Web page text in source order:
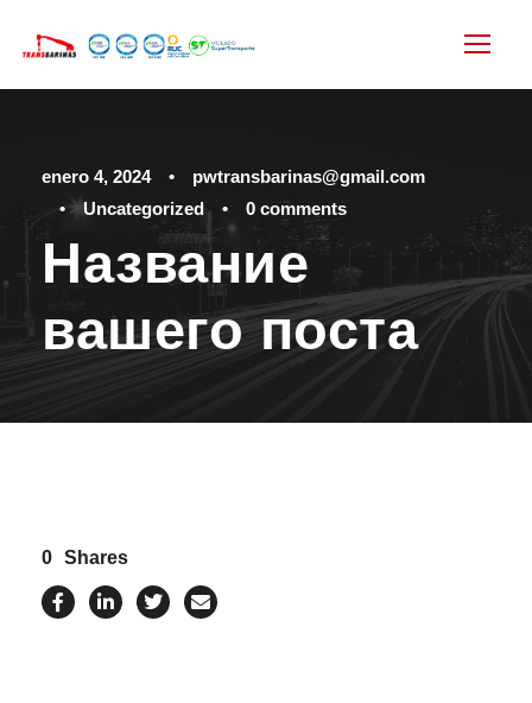
enero 4, 2024 •
pwtransbarinas@gmail.com
•
Uncategorized • 0 comments
Название
вашего поста
0 Shares